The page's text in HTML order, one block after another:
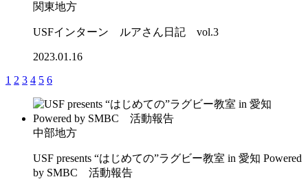
関東地方
USFインターン ルアさん日記 vol.3
2023.01.16
1 2 3 4 5 6
中部地方
USF presents “はじめての”ラグビー教室 in 愛知 Powered
by SMBC 活動報告